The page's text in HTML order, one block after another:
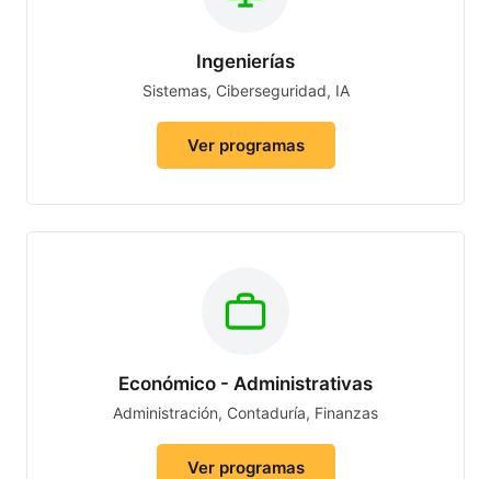
Ingenierías
Sistemas, Ciberseguridad, IA
Ver programas
Económico - Administrativas
Administración, Contaduría, Finanzas
Ver programas